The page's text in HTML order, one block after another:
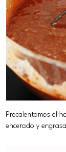
Precalentamos el
encerado y